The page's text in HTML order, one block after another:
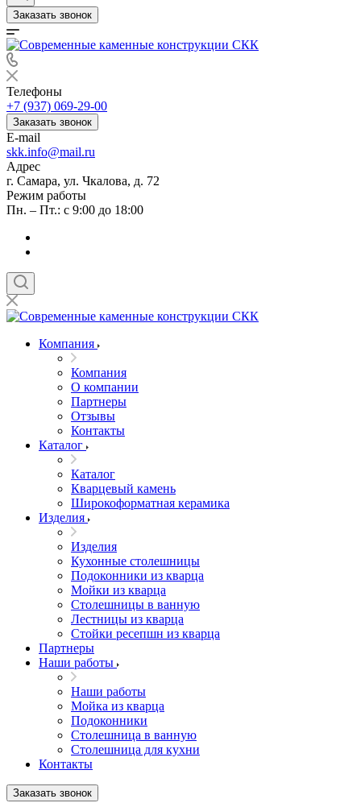
Заказать звонок
Телефоны
+7 (937) 069-29-00
Заказать звонок
E-mail
skk.info@mail.ru
Адрес
г. Самара, ул. Чкалова, д. 72
Режим работы
Пн. – Пт.: с 9:00 до 18:00
Компания
Компания
О компании
Партнеры
Отзывы
Контакты
Каталог
Каталог
Кварцевый камень
Широкоформатная керамика
Изделия
Изделия
Кухонные столешницы
Подоконники из кварца
Мойки из кварца
Столешницы в ванную
Лестницы из кварца
Стойки ресепшн из кварца
Партнеры
Наши работы
Наши работы
Мойка из кварца
Подоконники
Столешница в ванную
Столешница для кухни
Контакты
Заказать звонок